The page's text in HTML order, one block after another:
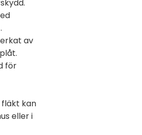
av
för
fläkt kan
eller i